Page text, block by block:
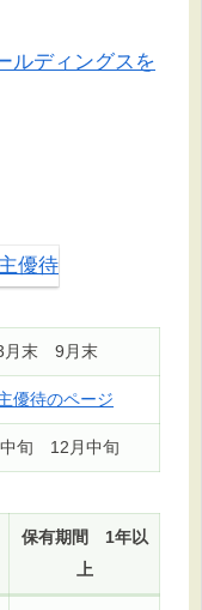
ルディングスを
月末 9月末
優待のページ
旬 12月中旬
保有期間 1年以
上